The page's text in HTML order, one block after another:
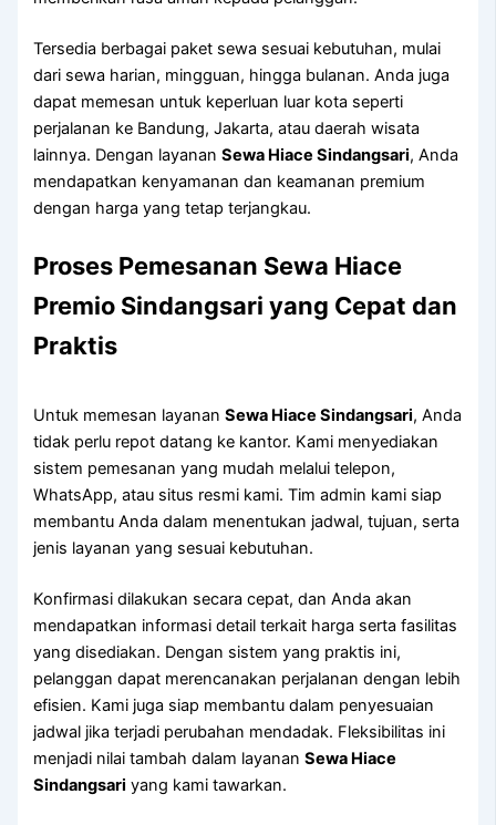
Tersedia berbagai paket sewa sesuai kebutuhan, mulai
dari sewa harian, mingguan, hingga bulanan. Anda juga
dapat memesan untuk keperluan luar kota seperti
perjalanan ke Bandung, Jakarta, atau daerah wisata
lainnya. Dengan layananSewa Hiace Sindangsari, Anda
mendapatkan kenyamanan dan keamanan premium
dengan harga yang tetap terjangkau.
Proses Pemesanan Sewa Hiace
Premio Sindangsari yang Cepat dan
Praktis
Untuk memesan layananSewa Hiace Sindangsari, Anda
tidak perlu repot datang ke kantor. Kami menyediakan
sistem pemesanan yang mudah melalui telepon,
WhatsApp, atau situs resmi kami. Tim admin kami siap
membantu Anda dalam menentukan jadwal, tujuan, serta
jenis layanan yang sesuai kebutuhan.
Konfirmasi dilakukan secara cepat, dan Anda akan
mendapatkan informasi detail terkait harga serta fasilitas
yang disediakan. Dengan sistem yang praktis ini,
pelanggan dapat merencanakan perjalanan dengan lebih
efisien. Kami juga siap membantu dalam penyesuaian
jadwal jika terjadi perubahan mendadak. Fleksibilitas ini
menjadi nilai tambah dalam layananSewa Hiace
Sindangsari yang kami tawarkan.